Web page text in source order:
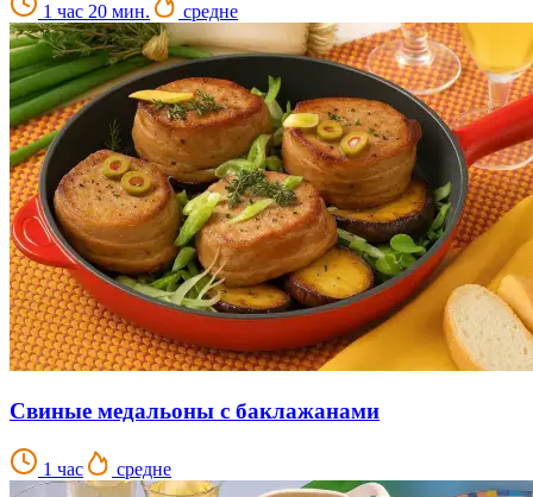
1 час 20 мин. средне
Свиные медальоны с баклажанами
1 час средне